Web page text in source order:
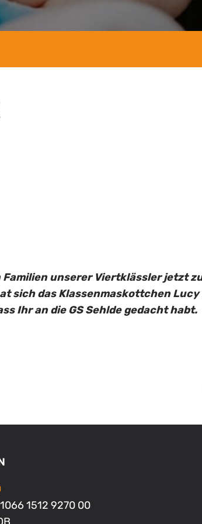
unserer Viertklässler jetzt
sich das Klassenmaskottchen Lucy
Ihr an die GS Sehlde gedacht habt.
1512 9270 00